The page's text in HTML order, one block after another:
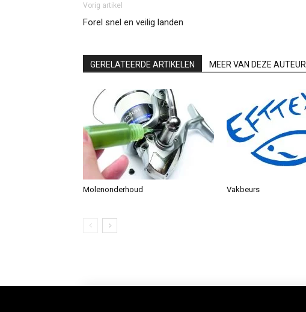
Vorig artikel
Forel snel en veilig landen
GERELATEERDE ARTIKELEN MEER VAN DEZE AUTEUR
Molenonderhoud Vakbeurs